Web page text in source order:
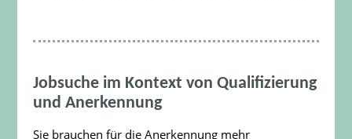
Jobsuche im Kontext von Qualifizierung
und Anerkennung
Sie brauchen für die Anerkennung mehr